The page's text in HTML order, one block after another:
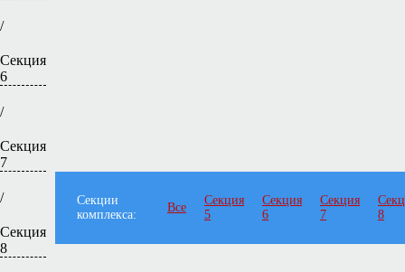
/
Секция
6
/
Секция
7
/
Секция
8
Секции
комплекса:
Все
Секция
5
Секция
6
Секция
7
8